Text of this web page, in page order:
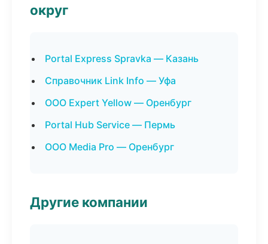
округ
Portal Express Spravka — Казань
Справочник Link Info — Уфа
ООО Expert Yellow — Оренбург
Portal Hub Service — Пермь
ООО Media Pro — Оренбург
Другие компании